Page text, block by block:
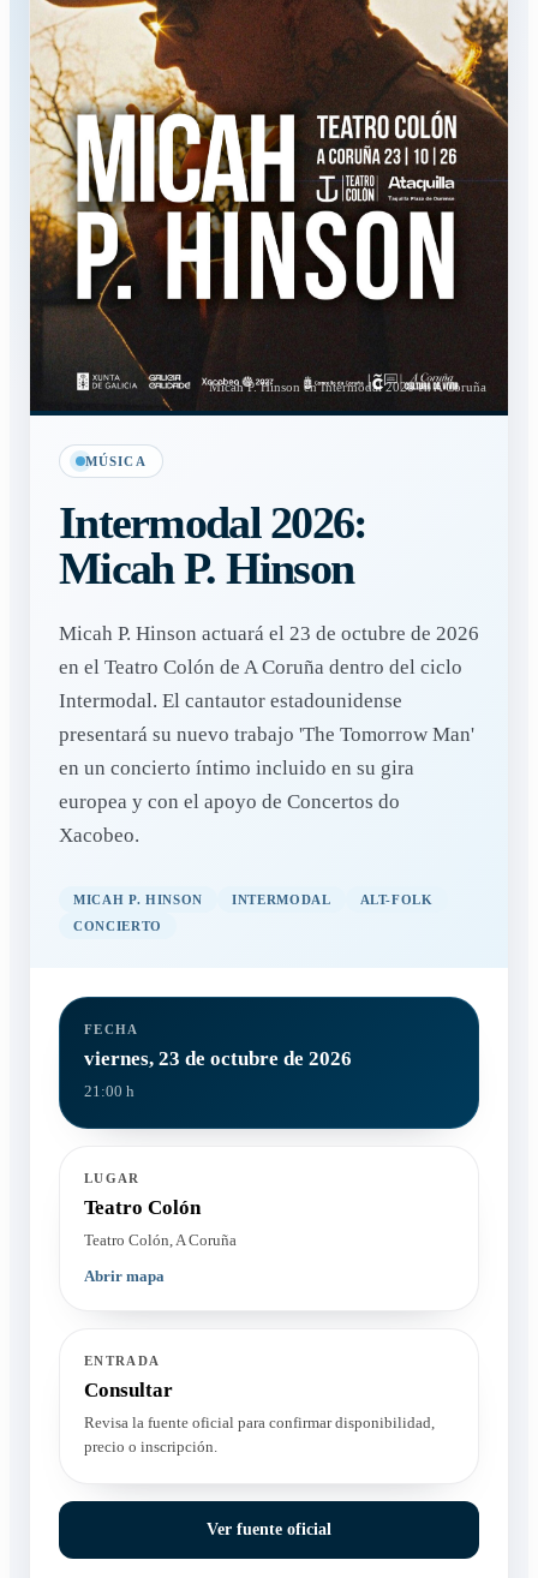
MÚSICA
Intermodal 2026:
Micah P. Hinson
Micah P. Hinson actuará el 23 de octubre de 2026
en el Teatro Colón de A Coruña dentro del ciclo
Intermodal. El cantautor estadounidense
presentará su nuevo trabajo 'The Tomorrow Man'
en un concierto íntimo incluido en su gira
europea y con el apoyo de Concertos do
Xacobeo.
MICAH P. HINSON INTERMODAL
ALT-FOLK
CONCIERTO
Micah P. Hinson en Intermodal 2026 en A Coruña
FECHA
viernes, 23 de octubre de 2026
21:00 h
LUGAR
Teatro Colón
Teatro Colón, A Coruña
Abrir mapa
ENTRADA
Consultar
Revisa la fuente oficial para confirmar disponibilidad,
precio o inscripción.
Ver fuente oficial